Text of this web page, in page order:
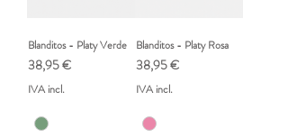
Blanditos - Platy Verde
Preço
38,95 €
IVA incl.
Blanditos - Platy Rosa
Preço
38,95 €
IVA incl.